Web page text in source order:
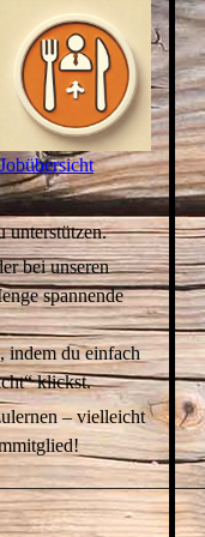
unterstützen.
bei unseren
spannende
indem du einfach
klickst.
– vielleicht